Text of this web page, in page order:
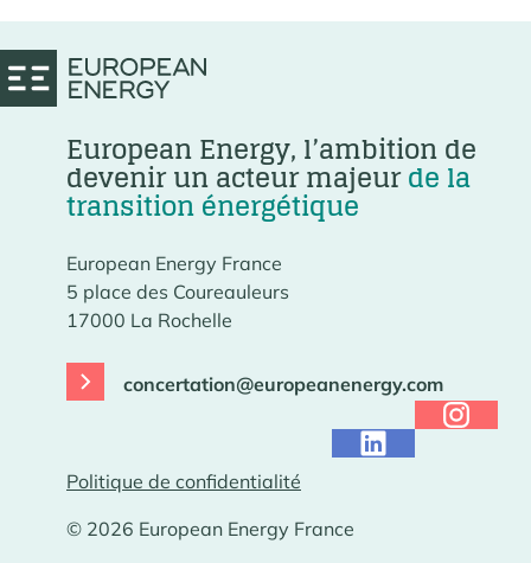
European Energy, l’ambition de
devenir un acteur majeurde la
transition énergétique
European Energy France
5 place des Coureauleurs
17000 La Rochelle
concertation@europeanenergy.com
© 2026 European Energy France
Politique de confidentialité